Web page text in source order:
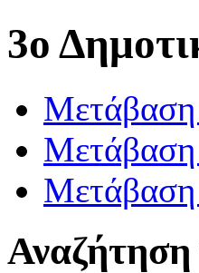
3ο
Μετάβαση
Μετάβαση
Μετάβαση